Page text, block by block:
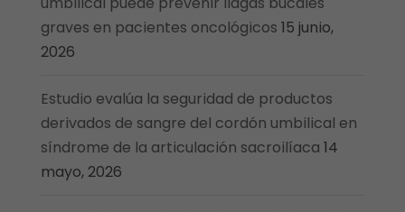
graves en pacientes oncológicos 15 junio,
2026
Estudio evalúa la seguridad de productos
derivados de sangre del cordón umbilical en
síndrome de la articulación sacroilíaca 14
mayo, 2026